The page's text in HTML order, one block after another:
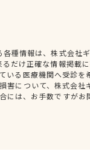
各種情報は、株式会社
るだけ正確な情報掲載
いる医療機関へ受診
害について、株式会
には、お手数ですが